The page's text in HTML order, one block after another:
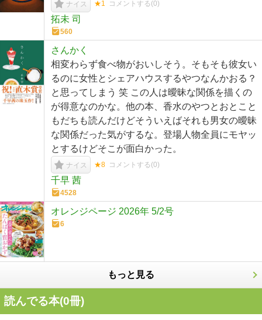
ナイス ★1 コメントする(0)
拓未 司
560
さんかく
相変わらず食べ物がおいしそう。そもそも彼女い
るのに女性とシェアハウスするやつなんかおる？
と思ってしまう 笑 この人は曖昧な関係を描くの
が得意なのかな。他の本、香水のやつとおとこと
もだちも読んだけどそういえばそれも男女の曖昧
な関係だった気がするな。登場人物全員にモヤッ
とするけどそこが面白かった。
ナイス ★8 コメントする(0)
千早 茜
4528
オレンジページ 2026年 5/2号
6
もっと見る
読んでる本(0冊)